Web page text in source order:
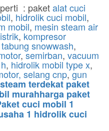
: paketalat cuci
, hidrolik cuci mobil,
mobil, mesin steam air
, kompresor
tabung snowwash,
,semirban, vacuum
, hidrolik mobil type x,
selang cnp,gun
terdekat paket
murahharga paket
cuci mobil 1
1 hidrolik cuci